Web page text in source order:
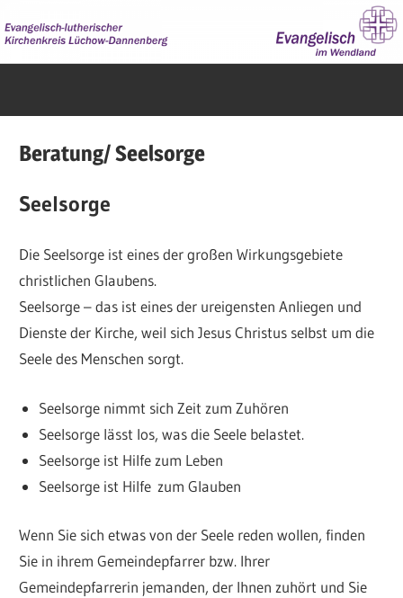
Inhalt
springen
Beratung/ Seelsorge
Seelsorge
Die Seelsorge ist eines der großen Wirkungsgebiete
christlichen Glaubens.
Seelsorge – das ist eines der ureigensten Anliegen und
Dienste der Kirche, weil sich Jesus Christus selbst um die
Seele des Menschen sorgt.
Seelsorge nimmt sich Zeit zum Zuhören
Seelsorge lässt los, was die Seele belastet.
Seelsorge ist Hilfe zum Leben
Seelsorge ist Hilfe zum Glauben
Wenn Sie sich etwas von der Seele reden wollen, finden
Sie in ihrem Gemeindepfarrer bzw. Ihrer
Gemeindepfarrerin jemanden, der Ihnen zuhört und Sie